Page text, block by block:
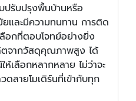
รับปรุงพื้นบ้านหรือ
และมีความทนทาน การติด
อกที่ตอบโจทย์อย่างยิ่ง
ลิตจากวัสดุคุณภาพสูง ได้
ห้เลือกหลากหลาย ไม่ว่าจะ
ดลายโมเดิร์นที่เข้ากับทุก